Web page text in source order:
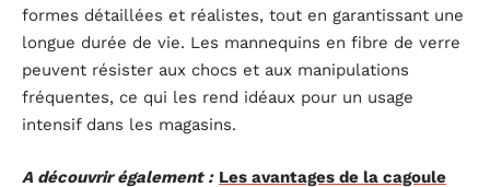
formes détaillées et réalistes, tout en garantissant une
longue durée de vie. Les mannequins en fibre de verre
peuvent résister aux chocs et aux manipulations
fréquentes, ce qui les rend idéaux pour un usage
intensif dans les magasins.
A découvrir également : Les avantages de la cagoule